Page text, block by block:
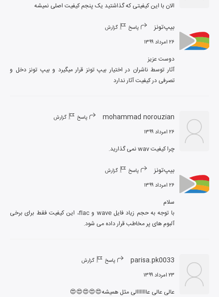
الان با این کیفیتی که گذاشتید یک پنجم کیفیت اصلی نمیشه
بیپ‌تونز پاسخ گزارش
۲۶ امرداد ۱۳۹۹
تصرفی در کیفیت آثار ندارد
mohammad norouzian پاسخ گزارش
۲۶ امرداد ۱۳۹۹
چرا کیفیت wav نمی گذارید.
بیپ‌تونز پاسخ گزارش
۲۶ امرداد ۱۳۹۹
آلبوم های پر مخاطب قرار داده می شود.
parisa.pk0033 پاسخ گزارش
۲۳ امرداد ۱۳۹۹